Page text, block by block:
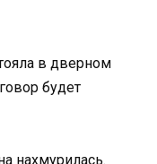
в дверном
будет
нахмурилась.